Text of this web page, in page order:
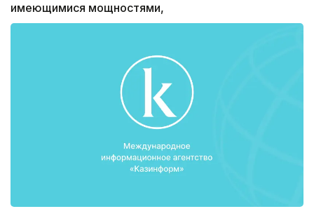
имеющимися мощностями,